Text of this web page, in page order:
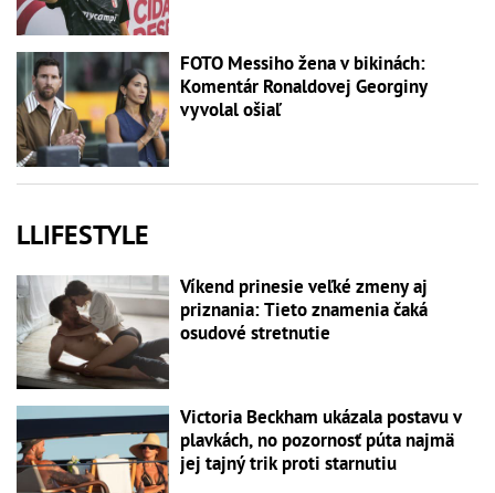
FOTO Messiho žena v bikinách:
Komentár Ronaldovej Georginy
vyvolal ošiaľ
LLIFESTYLE
Víkend prinesie veľké zmeny aj
priznania: Tieto znamenia čaká
osudové stretnutie
Victoria Beckham ukázala postavu v
plavkách, no pozornosť púta najmä
jej tajný trik proti starnutiu